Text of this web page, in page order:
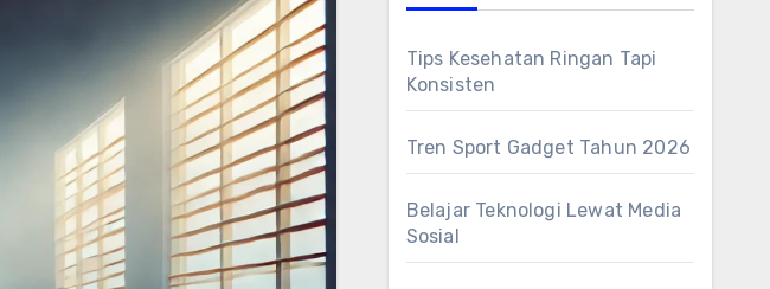
Tips Kesehatan Ringan Tapi
Konsisten
Tren Sport Gadget Tahun 2026
Belajar Teknologi Lewat Media
Sosial